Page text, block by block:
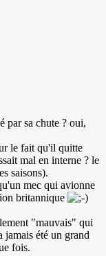
par sa chute ? oui,
le fait qu'il quitte
mal en interne ? le
saisons).
mec qui avionne
britannique
"mauvais" qui
été un grand
fois.